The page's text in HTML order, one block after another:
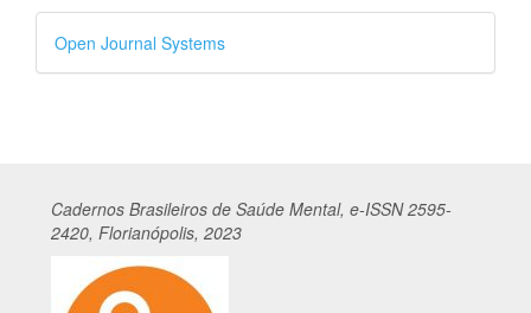
Desenvolvido
por
Open Journal Systems
Cadernos Brasileiros de Saúde Mental, e-ISSN 2595-
2420, Florianópolis, 2023